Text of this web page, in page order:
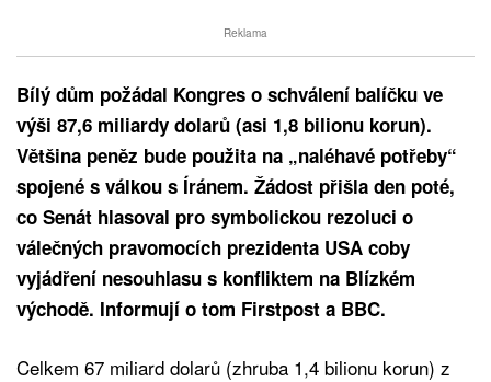
Reklama
Bílý dům požádal Kongres o schválení balíčku ve
výši 87,6 miliardy dolarů (asi 1,8 bilionu korun).
Většina peněz bude použita na „naléhavé potřeby“
spojené s válkou s Íránem. Žádost přišla den poté,
co Senát hlasoval pro symbolickou rezoluci o
válečných pravomocích prezidenta USA coby
vyjádření nesouhlasu s konfliktem na Blízkém
východě. Informují o tom Firstpost a BBC.
Celkem 67 miliard dolarů (zhruba 1,4 bilionu korun) z